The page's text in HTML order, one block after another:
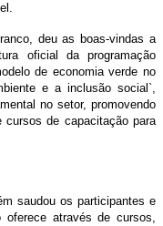
deu as boas-vindas a
oficial da programação
de economia verde no
e a inclusão social`,
no setor, promovendo
cursos de capacitação para
saudou os participantes e
oferece através de cursos,